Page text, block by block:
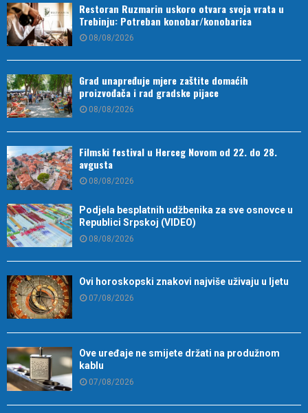
Restoran Ruzmarin uskoro otvara svoja vrata u
Trebinju: Potreban konobar/konobarica
08/08/2026
Grad unapređuje mjere zaštite domaćih
proizvođača i rad gradske pijace
08/08/2026
Filmski festival u Herceg Novom od 22. do 28.
avgusta
08/08/2026
Podjela besplatnih udžbenika za sve osnovce u
Republici Srpskoj (VIDEO)
08/08/2026
Ovi horoskopski znakovi najviše uživaju u ljetu
07/08/2026
Ove uređaje ne smijete držati na produžnom
kablu
07/08/2026